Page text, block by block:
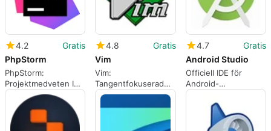
4.2
Gratis
PhpStorm
PhpStorm:
Projektmedveten IDE
för PHP och
fullstackutveckling
4.8
Gratis
Vim
Vim:
Tangentfokuserad
textredigerare för
utvecklare och
4.7
Gratis
Android Studio
Officiell IDE för
Android-
applikationsutveckling
och testning